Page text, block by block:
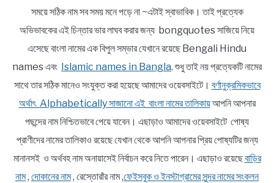
সময়ে সঠিক নাম সব সময় মনে পড়ে না ~এটাই স্বাভাবিক। তাই প্রত্যেক
অভিভাবকের এই চিন্তার ভার লাঘব করার জন্য bongquotes সাজিয়ে নিয়ে
এসেছে বাংলা নামের এক বিপুল সম্ভার যেখানে রয়েছে Bengali Hindu
names এবং Islamic names in Bangla. শুধু তাই নয় প্রত্যেকটি নামের
সাথে তার সঠিক মানেও সংযুক্ত করা হয়েছে আমাদের ওয়েবসাইটে। বর্ণানুক্রমিকভাবে
অর্থাৎ Alphabetically সাজানো এই বাংলা নামের তালিকায়আপনি আপনার
পছন্দের নাম নিশ্চিতভাবে পেয়ে যাবেন। এছাড়াও আমাদের ওয়েবসাইটে পোষ্য
প্রাণীদের নামের তালিকাও রয়েছে যেখান থেকে আপনি আপনার প্রিয় পোষ্যটির জন্য
মানানসই ও অর্থবহ নাম অনায়াসেই নির্বাচন করে নিতে পারেন। এছাড়াও রয়েছেবাড়ির
নাম, দোকানের নাম, রেস্তোরাঁর নাম ,ফেইসবুক ও ইনস্টাগ্রামের সুন্দর নামের সংকলন